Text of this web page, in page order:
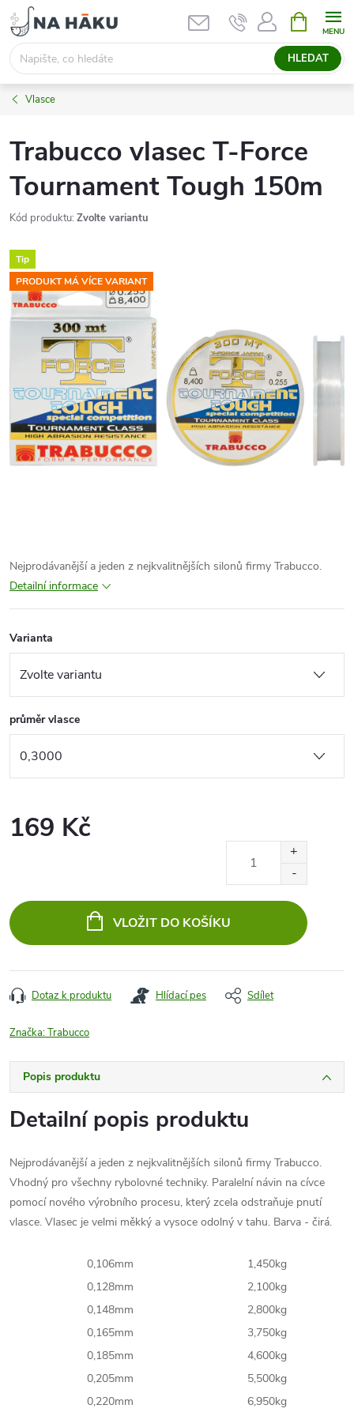
Přejít
na
obsah
HLEDAT
NÁKUPNÍ
KOŠÍK
Vlasce
Trabucco vlasec T-Force
Tournament Tough 150m
Kód produktu: Zvolte variantu
Tip
PRODUKT MÁ VÍCE VARIANT
Nejprodávanější a jeden z nejkvalitnějších silonů firmy Trabucco.
Detailní informace
Varianta
průměr vlasce
169 Kč
VLOŽIT DO KOŠÍKU
Dotaz k produktu Hlídací pes Sdílet
Značka:Trabucco
Popis produktu
Detailní popis produktu
Nejprodávanější a jeden z nejkvalitnějších silonů firmy Trabucco.
Vhodný pro všechny rybolovné techniky. Paralelní návin na cívce
pomocí nového výrobního procesu, který zcela odstraňuje pnutí
vlasce. Vlasec je velmi měkký a vysoce odolný v tahu. Barva - čirá.
0,106mm
1,450kg
0,128mm
2,100kg
0,148mm
2,800kg
0,165mm
3,750kg
0,185mm
4,600kg
0,205mm
5,500kg
0,220mm
6,950kg